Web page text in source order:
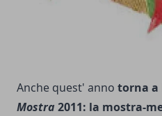
Anche quest' anno torna a
Mostra 2011: la mostra-